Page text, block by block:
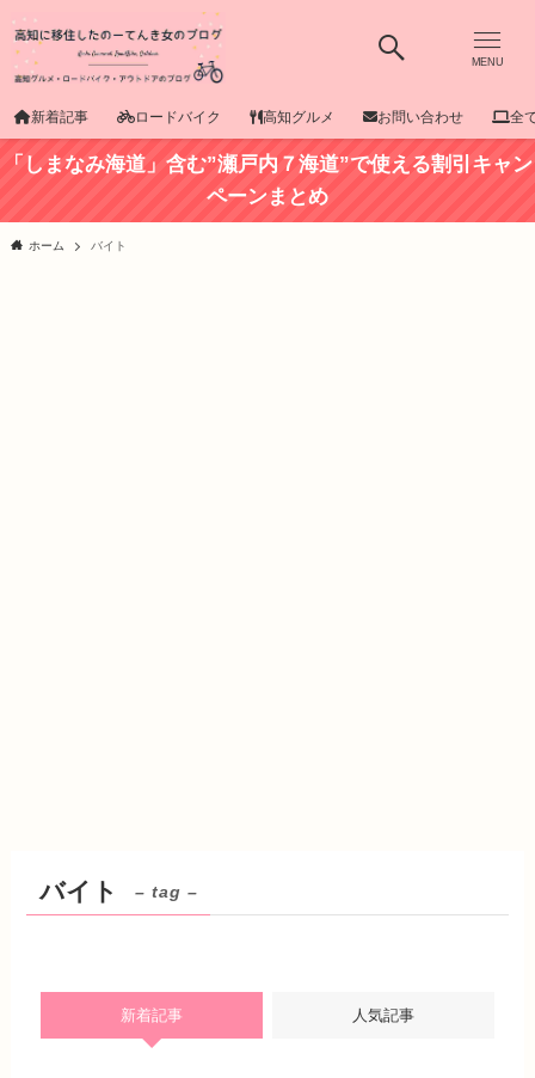
MENU
新着記事 ロードバイク 高知グルメ お問い合わせ 全
「しまなみ海道」含む”瀬戸内７海道”で使える割引キャン
ペーンまとめ
ホーム バイト
バイト – tag –
新着記事 人気記事